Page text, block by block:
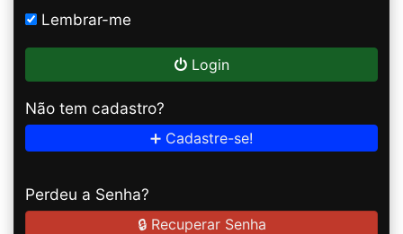
Lembrar-me
Login
Não tem cadastro?
➕ Cadastre-se!
Perdeu a Senha?
🔒 Recuperar Senha